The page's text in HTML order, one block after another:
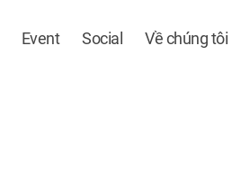
Event Social Về chúng tôi